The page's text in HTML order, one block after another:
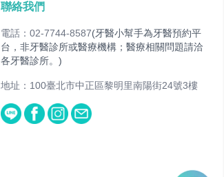
聯絡我們
電話：02-7744-8587(牙醫小幫手為牙醫預約平
台，非牙醫診所或醫療機構；醫療相關問題請洽
各牙醫診所。)
地址：100臺北市中正區黎明里南陽街24號3樓